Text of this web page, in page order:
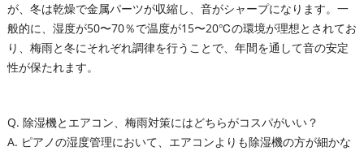
が、冬は乾燥で金属パーツが収縮し、音がシャープになります。一
般的に、湿度が50〜70％で温度が15〜20℃の環境が理想とされてお
り、梅雨と冬にそれぞれ調律を行うことで、年間を通して音の安定
性が保たれます。
Q. 除湿機とエアコン、梅雨対策にはどちらがコスパがいい？
A. ピアノの湿度管理において、エアコンよりも除湿機の方が細かな